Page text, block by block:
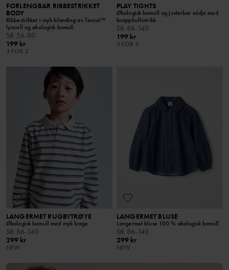
FORLENGBAR RIBBESTRIKKET
BODY
Ribbestrikket i myk blanding av Tencel™
lyocell og økologisk bomull
Stl: 56-80
199 kr
3 FOR 2
PLAY TIGHTS
Økologisk bomull og justerbar midje med
knapphullsstrikk
Stl: 86-140
199 kr
3 FOR 2
LANGERMET RUGBYTRØYE
Økologisk bomull med myk krage
Stl: 86-140
299 kr
NEW
LANGERMET BLUSE
Langermet bluse 100 % økologisk bomull.
Stl: 86-140
299 kr
NEW